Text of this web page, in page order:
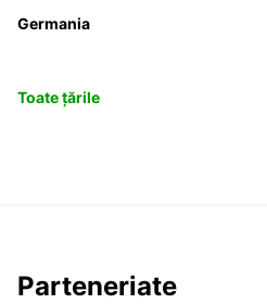
Germania
Toate țările
Parteneriate